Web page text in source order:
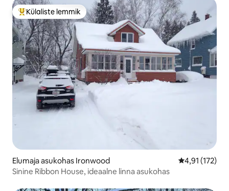
Külaliste suur lemmik
Külaliste lemmik
Elumaja asukohas Ironwood Keskmine
4,91 (172)
Sinine Ribbon House, ideaalne linna asukohas